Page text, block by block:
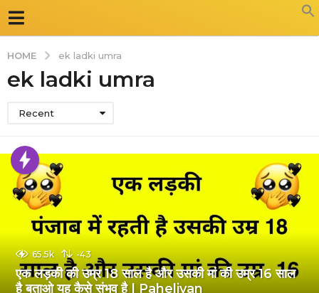
HOME ek ladki umra
ek ladki umra
Recent
65.5k -43
एक लड़की की उम्र 18 साल है और उसकी मां की उम्र 16 साल
है बताओ यह कैसे संभव है | Paheliyan